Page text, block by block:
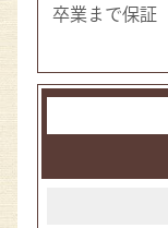
卒業まで保証